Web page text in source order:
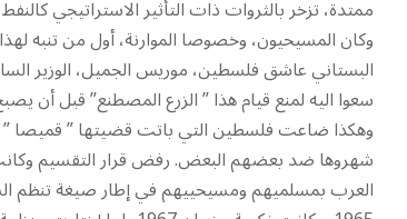
ممتدة، تزخر بالثروات ذات التأثير الاستراتيجي
وكان المسيحيون، وخصوصا الموارنة، أول من تنبه
البستاني عاشق فلسطين، موريس الجميل، الوزير
سعوا اليه لمنع قيام هذا ” الزرع المصطنع” قبل أن
وهكذا ضاعت فلسطين التي باتت قضيتها ” قميصا ”
شهروها ضد بعضهم البعض. رفض قرار التقسيم وكانت
العرب بمسلميهم ومسيحييهم في إطار صيغة تنظم